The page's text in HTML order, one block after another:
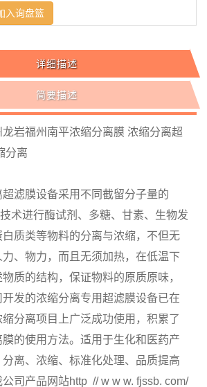
入询盘篮
详细描述
简要描述
岩福州南平浓缩分离膜 浓缩分离超
分离
滤膜设备采用不同截留分子量的
术进行酶试剂、多糖、甘素、生物发
质类等物料的分离与浓缩，不但无
、物力，而且无须加热，在低温下
质的结构，保证物料的原质原味，
发的浓缩分离专用超滤膜设备已在
分离项目上广泛成功使用，积累了
的使用方法。适用于生化和医药产
离、浓缩、标准化处理、品质提高
司产品网站http // w w w. fjssb. com/